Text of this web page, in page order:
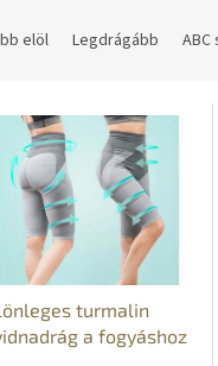
elöl Legdrágább
turmalin
a fogyáshoz